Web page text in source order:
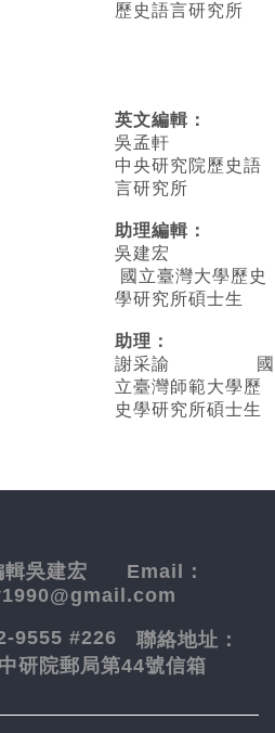
歷史語言研究所
英文編輯 ：
吳孟軒
中央研究院歷史語
言研究所
助理編輯：
吳建宏
國立臺灣大學歷史
學研究所碩士生
助理：
謝采諭
國
立臺灣師範大學歷
史學研究所碩士生
輯吳建宏 Email：
9555 #226 聯絡地址：
研院郵局第44號信箱